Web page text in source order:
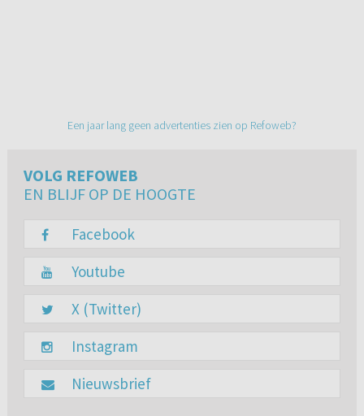
Een jaar lang geen advertenties zien op Refoweb?
VOLG REFOWEB
EN BLIJF OP DE HOOGTE
Facebook
Youtube
X (Twitter)
Instagram
Nieuwsbrief